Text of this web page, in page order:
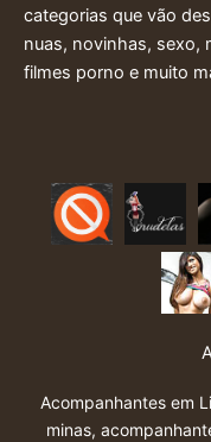
categorias que vão
nuas, novinhas, sexo,
filmes porno e muito
Acompanhantes em
minas,